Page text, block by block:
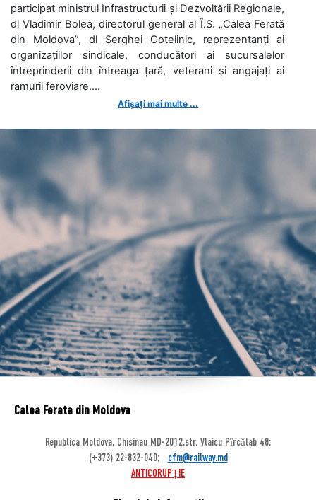
participat ministrul Infrastructurii și Dezvoltării Regionale,
dl Vladimir Bolea, directorul general al Î.S. „Calea Ferată
din Moldova”, dl Serghei Cotelinic, reprezentanți ai
organizațiilor sindicale, conducători ai sucursalelor
întreprinderii din întreaga țară, veterani și angajați ai
ramurii feroviare....
Afișați mai multe ...
Calea Ferata din Moldova
Republica Moldova, Chisinau MD-2012,str. Vlaicu Pîrcălab 48;
(+373) 22-832-040;
cfm@railway.md
ANTICORUPȚIE